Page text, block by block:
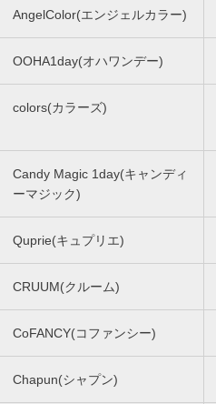
AngelColor(エンジェルカラー)
OOHA1day(オハワンデー)
colors(カラーズ)
Candy Magic 1day(キャンディ
ーマジック)
Quprie(キュプリエ)
CRUUM(クルーム)
CoFANCY(コファンシー)
Chapun(シャプン)